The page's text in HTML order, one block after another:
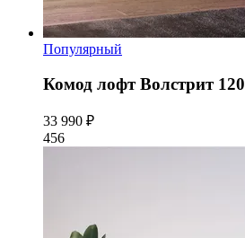
Популярный
Комод лофт Волстрит 120
33 990 ₽
456